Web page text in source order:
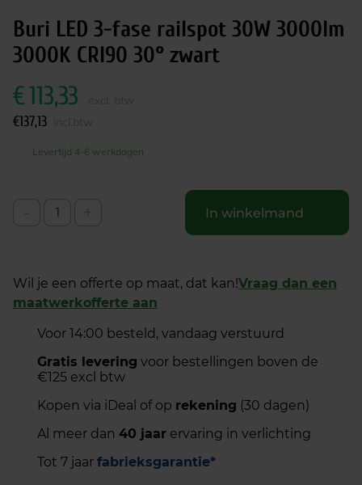
Buri LED 3-fase railspot 30W 3000lm
3000K CRI90 30° zwart
€113,33
€137,13
Levertijd 4-6 werkdagen
In winkelmand
Wil je een offerte op maat, dat kan!Vraag dan een
maatwerkofferte aan
Voor 14:00 besteld, vandaag verstuurd
Gratis levering voor bestellingen boven de
€125 excl btw
Kopen via iDeal of op rekening (30 dagen)
Al meer dan 40 jaar ervaring in verlichting
Tot 7 jaar fabrieksgarantie*